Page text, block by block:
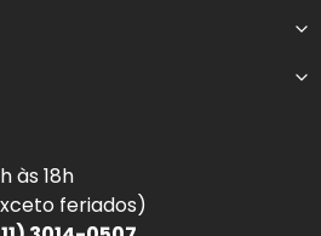
às 18h
feriados)